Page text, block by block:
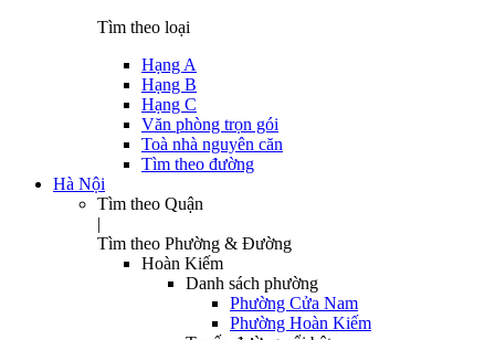
Tìm theo loại
Hạng A
Hạng B
Hạng C
Văn phòng trọn gói
Toà nhà nguyên căn
Tìm theo đường
Hà Nội
Tìm theo Quận
|
Tìm theo Phường & Đường
Hoàn Kiếm
Danh sách phường
Phường Cửa Nam
Phường Hoàn Kiếm